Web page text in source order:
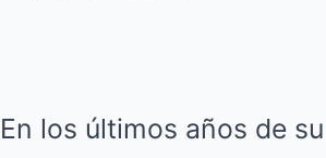
En los últimos años de